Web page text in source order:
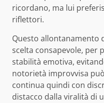
ricordano, ma lui
riflettori.
Questo allontanamento
scelta consapevole, per
stabilità emotiva,
notorietà improvvisa
continua quindi con
distacco dalla viralità di